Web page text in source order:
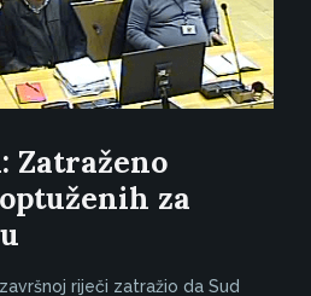
Zatraženo
za
riječi zatražio da Sud